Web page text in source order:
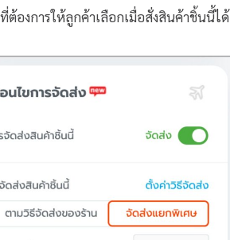
ต้องการให้ลูกค้าเลือกเมื่อสั่งสินค้าชิ้นนี้ได้